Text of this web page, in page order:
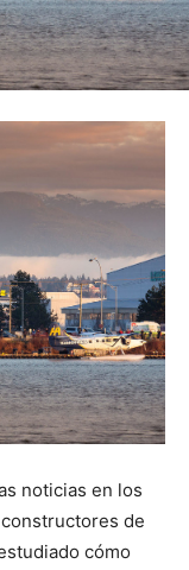
noticias en los
de
cómo